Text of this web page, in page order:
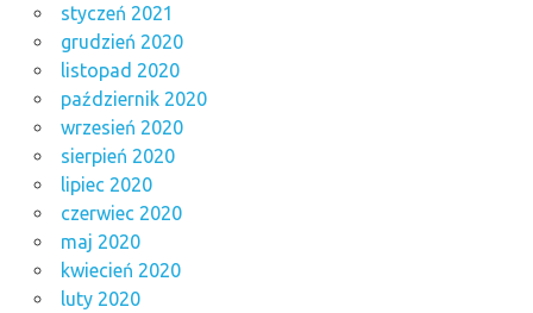
styczeń 2021
grudzień 2020
listopad 2020
październik 2020
wrzesień 2020
sierpień 2020
lipiec 2020
czerwiec 2020
maj 2020
kwiecień 2020
luty 2020